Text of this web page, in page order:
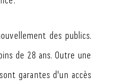
des publics.
de 28 ans. Outre une
garantes d'un accès